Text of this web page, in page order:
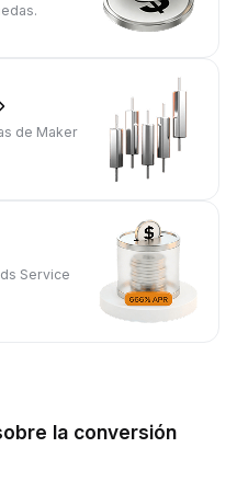
de Maker
Service
la conversión